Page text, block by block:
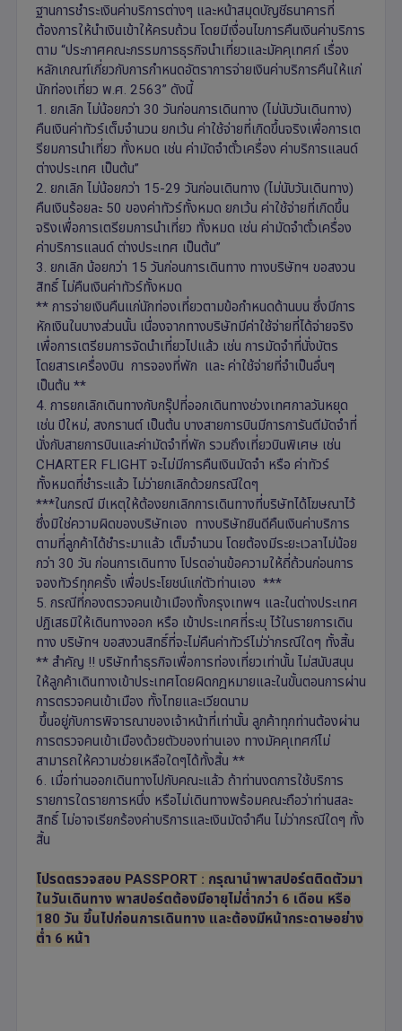
ฐานการชำระเงินค่าบริการต่างๆ และหน้าสมุดบัญชีธนาคารที่
ต้องการให้นำเงินเข้าให้ครบถ้วน โดยมีเงื่อนไขการคืนเงินค่าบริการ
ตาม “ประกาศคณะกรรมการธุรกิจนำเที่ยวและมัคคุเทศก์ เรื่อง
หลักเกณฑ์เกี่ยวกับการกำหนดอัตราการจ่ายเงินค่าบริการคืนให้แก่
นักท่องเที่ยว พ.ศ. 2563” ดังนี้
1. ยกเลิก ไม่น้อยกว่า 30 วันก่อนการเดินทาง (ไม่นับวันเดินทาง)
คืนเงินค่าทัวร์เต็มจำนวน ยกเว้น ค่าใช้จ่ายที่เกิดขึ้นจริงเพื่อการเต
รียมการนำเที่ยว ทั้งหมด เช่น ค่ามัดจำตั๋วเครื่อง ค่าบริการแลนด์
ต่างประเทศ เป็นต้น”
2. ยกเลิก ไม่น้อยกว่า 15-29 วันก่อนเดินทาง (ไม่นับวันเดินทาง)
คืนเงินร้อยละ 50 ของค่าทัวร์ทั้งหมด ยกเว้น ค่าใช้จ่ายที่เกิดขึ้น
จริงเพื่อการเตรียมการนำเที่ยว ทั้งหมด เช่น ค่ามัดจำตั๋วเครื่อง
ค่าบริการแลนด์ ต่างประเทศ เป็นต้น”
3. ยกเลิก น้อยกว่า 15 วันก่อนการเดินทาง ทางบริษัทฯ ขอสงวน
สิทธิ์ ไม่คืนเงินค่าทัวร์ทั้งหมด
** การจ่ายเงินคืนแก่นักท่องเที่ยวตามข้อกำหนดด้านบน ซึ่งมีการ
หักเงินในบางส่วนนั้น เนื่องจากทางบริษัทมีค่าใช้จ่ายที่ได้จ่ายจริง
เพื่อการเตรียมการจัดนำเที่ยวไปแล้ว เช่น การมัดจำที่นั่งบัตร
โดยสารเครื่องบิน การจองที่พัก และ ค่าใช้จ่ายที่จำเป็นอื่นๆ
เป็นต้น **
4. การยกเลิกเดินทางกับกรุ๊ปที่ออกเดินทางช่วงเทศกาลวันหยุด
เช่น ปีใหม่, สงกรานต์ เป็นต้น บางสายการบินมีการการันตีมัดจำที่
นั่งกับสายการบินและค่ามัดจำที่พัก รวมถึงเที่ยวบินพิเศษ เช่น
CHARTER FLIGHT จะไม่มีการคืนเงินมัดจำ หรือ ค่าทัวร์
ทั้งหมดที่ชำระแล้ว ไม่ว่ายกเลิกด้วยกรณีใดๆ
***ในกรณี มีเหตุให้ต้องยกเลิกการเดินทางที่บริษัทได้โฆษณาไว้
ซึ่งมิใช่ความผิดของบริษัทเอง ทางบริษัทยินดีคืนเงินค่าบริการ
ตามที่ลูกค้าได้ชำระมาแล้ว เต็มจำนวน โดยต้องมีระยะเวลาไม่น้อย
กว่า 30 วัน ก่อนการเดินทาง โปรดอ่านข้อความให้ถี่ถ้วนก่อนการ
จองทัวร์ทุกครั้ง เพื่อประโยชน์แก่ตัวท่านเอง ***
5. กรณีที่กองตรวจคนเข้าเมืองทั้งกรุงเทพฯ และในต่างประเทศ
ปฏิเสธมิให้เดินทางออก หรือ เข้าประเทศที่ระบุ ไว้ในรายการเดิน
ทาง บริษัทฯ ขอสงวนสิทธิ์ที่จะไม่คืนค่าทัวร์ไม่ว่ากรณีใดๆ ทั้งสิ้น
** สำคัญ !! บริษัททำธุรกิจเพื่อการท่องเที่ยวเท่านั้น ไม่สนับสนุน
ให้ลูกค้าเดินทางเข้าประเทศโดยผิดกฎหมายและในขั้นตอนการผ่าน
การตรวจคนเข้าเมือง ทั้งไทยและเวียดนาม
ขึ้นอยู่กับการพิจารณาของเจ้าหน้าที่เท่านั้น ลูกค้าทุกท่านต้องผ่าน
การตรวจคนเข้าเมืองด้วยตัวของท่านเอง ทางมัคคุเทศก์ไม่
สามารถให้ความช่วยเหลือใดๆได้ทั้งสิ้น **
6. เมื่อท่านออกเดินทางไปกับคณะแล้ว ถ้าท่านงดการใช้บริการ
รายการใดรายการหนึ่ง หรือไม่เดินทางพร้อมคณะถือว่าท่านสละ
สิทธิ์ ไม่อาจเรียกร้องค่าบริการและเงินมัดจำคืน ไม่ว่ากรณีใดๆ ทั้ง
สิ้น
โปรดตรวจสอบ PASSPORT : กรุณานำพาสปอร์ตติดตัวมา
ในวันเดินทาง พาสปอร์ตต้องมีอายุไม่ต่ำกว่า 6 เดือน หรือ
180 วัน ขึ้นไปก่อนการเดินทาง และต้องมีหน้ากระดาษอย่าง
ต่ำ 6 หน้า